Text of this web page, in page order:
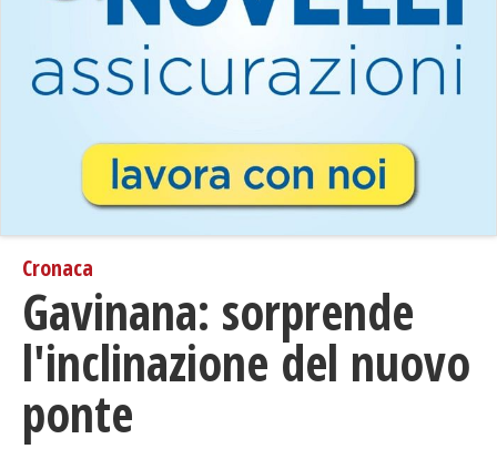
Cronaca
Gavinana: sorprende
l'inclinazione del nuovo
ponte